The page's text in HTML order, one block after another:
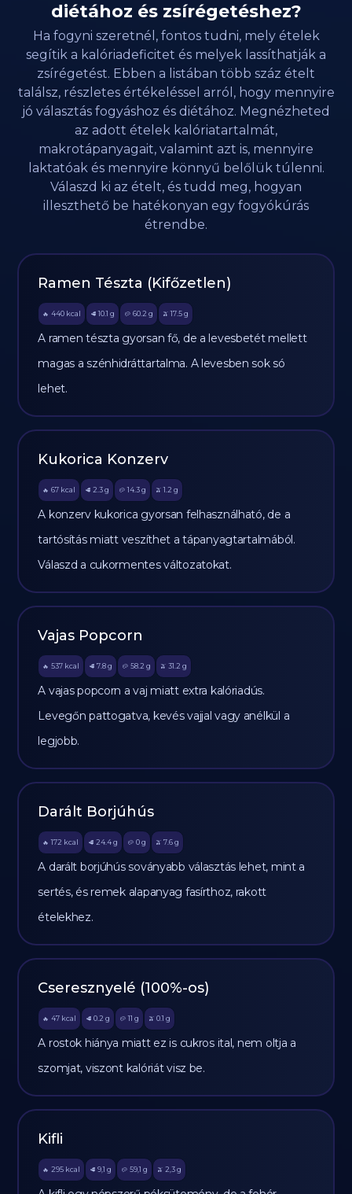
diétához és zsírégetéshez?
Ha fogyni szeretnél, fontos tudni, mely ételek
segítik a kalóriadeficitet és melyek lassíthatják a
zsírégetést. Ebben a listában több száz ételt
találsz, részletes értékeléssel arról, hogy mennyire
jó választás fogyáshoz és diétához. Megnézheted
az adott ételek kalóriatartalmát,
makrotápanyagait, valamint azt is, mennyire
laktatóak és mennyire könnyű belőlük túlenni.
Válaszd ki az ételt, és tudd meg, hogyan
illeszthető be hatékonyan egy fogyókúrás
étrendbe.
Ramen Tészta (Kifőzetlen)
🔥 440 kcal 🥩 10.1 g 🥔 60.2 g 🫒 17.5 g
A ramen tészta gyorsan fő, de a levesbetét mellett
magas a szénhidráttartalma. A levesben sok só
lehet.
Kukorica Konzerv
🔥 67 kcal 🥩 2.3 g 🥔 14.3g 🫒 1.2 g
A konzerv kukorica gyorsan felhasználható, de a
tartósítás miatt veszíthet a tápanyagtartalmából.
Válaszd a cukormentes változatokat.
Vajas Popcorn
🔥 537 kcal 🥩 7.8 g 🥔 58.2 g 🫒 31.2 g
A vajas popcorn a vaj miatt extra kalóriadús.
Levegőn pattogatva, kevés vajjal vagy anélkül a
legjobb.
Darált Borjúhús
🔥 172 kcal 🥩 24.4 g 🥔 0g 🫒 7.6 g
A darált borjúhús soványabb választás lehet, mint a
sertés, és remek alapanyag fasírthoz, rakott
ételekhez.
Cseresznyelé (100%-os)
🔥 47 kcal 🥩 0.2 g 🥔 11 g 🫒 0.1 g
A rostok hiánya miatt ez is cukros ital, nem oltja a
szomjat, viszont kalóriát visz be.
Kifli
🔥 295 kcal 🥩 9,1 g 🥔 59,1 g 🫒 2,3 g